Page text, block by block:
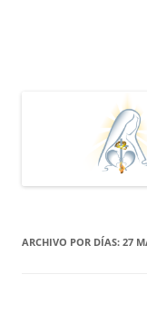
ARCHIVO POR DÍAS: 27